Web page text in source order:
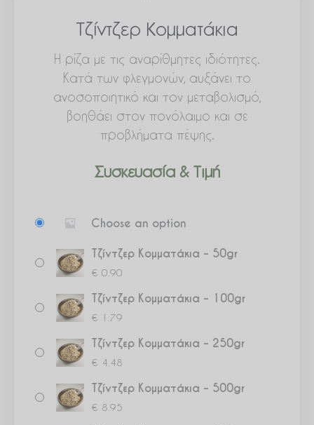
Τζίντζερ Κομματάκια
Η ρίζα με τις αναρίθμητες ιδιότητες.
Κατά των φλεγμονών, αυξάνει το
ανοσοποιητικό και τον μεταβολισμό,
βοηθάει στον πονόλαιμο και σε
προβλήματα πέψης.
Συσκευασία & Τιμή
Choose an option
Τζίντζερ Κομματάκια – 50gr
€ 0.90
Τζίντζερ Κομματάκια – 100gr
€ 1.79
Τζίντζερ Κομματάκια – 250gr
€ 4.48
Τζίντζερ Κομματάκια – 500gr
€ 8.95
Κομματάκια
ποσότητα